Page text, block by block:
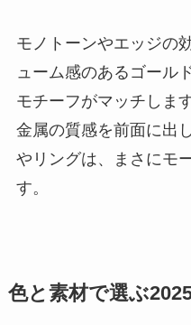
モノトーンやエッジの
ューム感のあるゴール
モチーフがマッチします
金属の質感を前面に出
やリングは、まさにモ
す。
色と素材で選ぶ